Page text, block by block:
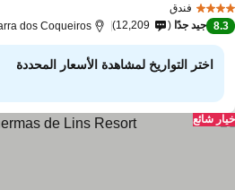
فندق
8.3 جيد جدًا 12,209
dos Coqueiros
اختر التواريخ لمشاهدة الأسعار المحددة
شائع